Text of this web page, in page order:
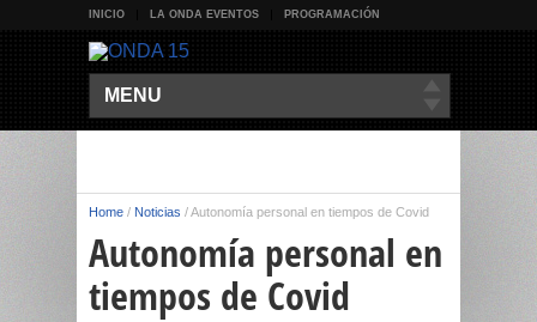
INICIO LA ONDA EVENTOS PROGRAMACIÓN
MENU
Home / Noticias /Autonomía personal en tiempos de Covid
Autonomía personal en
tiempos de Covid